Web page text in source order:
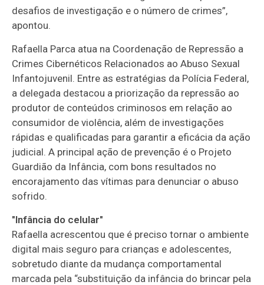
desafios de investigação e o número de crimes”,
apontou.
Rafaella Parca atua na Coordenação de Repressão a
Crimes Cibernéticos Relacionados ao Abuso Sexual
Infantojuvenil. Entre as estratégias da Polícia Federal,
a delegada destacou a priorização da repressão ao
produtor de conteúdos criminosos em relação ao
consumidor de violência, além de investigações
rápidas e qualificadas para garantir a eficácia da ação
judicial. A principal ação de prevenção é o Projeto
Guardião da Infância, com bons resultados no
encorajamento das vítimas para denunciar o abuso
sofrido.
"Infância do celular"
Rafaella acrescentou que é preciso tornar o ambiente
digital mais seguro para crianças e adolescentes,
sobretudo diante da mudança comportamental
marcada pela “substituição da infância do brincar pela